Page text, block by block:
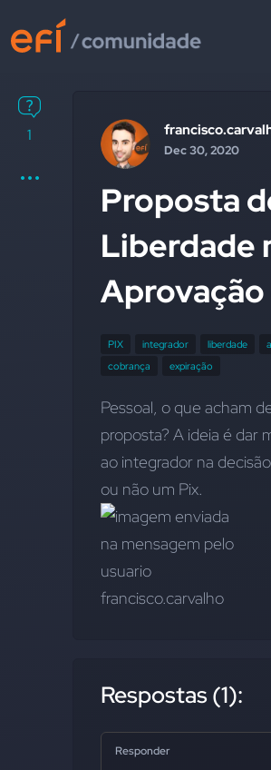
1
Dec 30, 2020
Proposta
Liberdade
PIX integrador liberdade
cobrança
expiração
Pessoal, o que acham
proposta? A ideia é dar
ao integrador na
ou não um Pix.
Respostas (1):
Responder